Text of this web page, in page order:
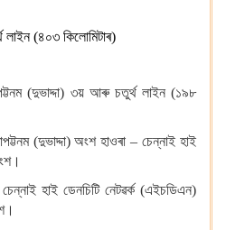
লাইন (৪০৩ কিলোমিটাৰ)
(দুভাদ্দা) ৩য় আৰু চতুৰ্থ লাইন (১৯৮
(দুভাদ্দা) অংশ হাওৰা – চেন্নাই হাই
হাই ডেনচিটি নেটৱৰ্ক (এইচডিএন)